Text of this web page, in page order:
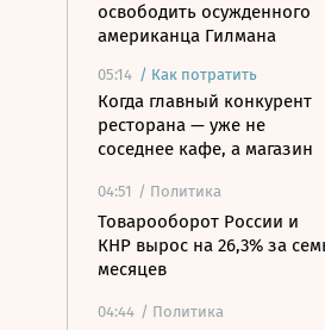
освободить осужденного
американца Гилмана
05:14 / Как потратить
Когда главный конкурент
ресторана — уже не
соседнее кафе, а магазин
04:51 / Политика
Товарооборот России и
КНР вырос на 26,3% за
месяцев
04:44 / Политика